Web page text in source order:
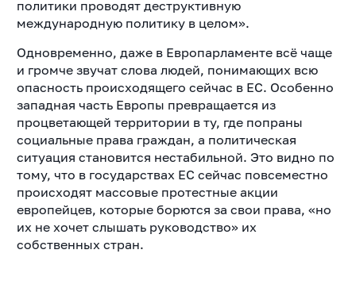
политики проводят деструктивную
международную политику в целом».
Одновременно, даже в Европарламенте всё чаще
и громче звучат слова людей, понимающих всю
опасность происходящего сейчас в ЕС. Особенно
западная часть Европы превращается из
процветающей территории в ту, где попраны
социальные права граждан, а политическая
ситуация становится нестабильной. Это видно по
тому, что в государствах ЕС сейчас повсеместно
происходят массовые протестные акции
европейцев, которые борются за свои права, «но
их не хочет слышать руководство» их
собственных стран.